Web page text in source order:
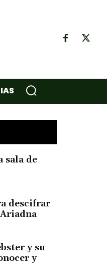
sala de
descifrar
y su
y